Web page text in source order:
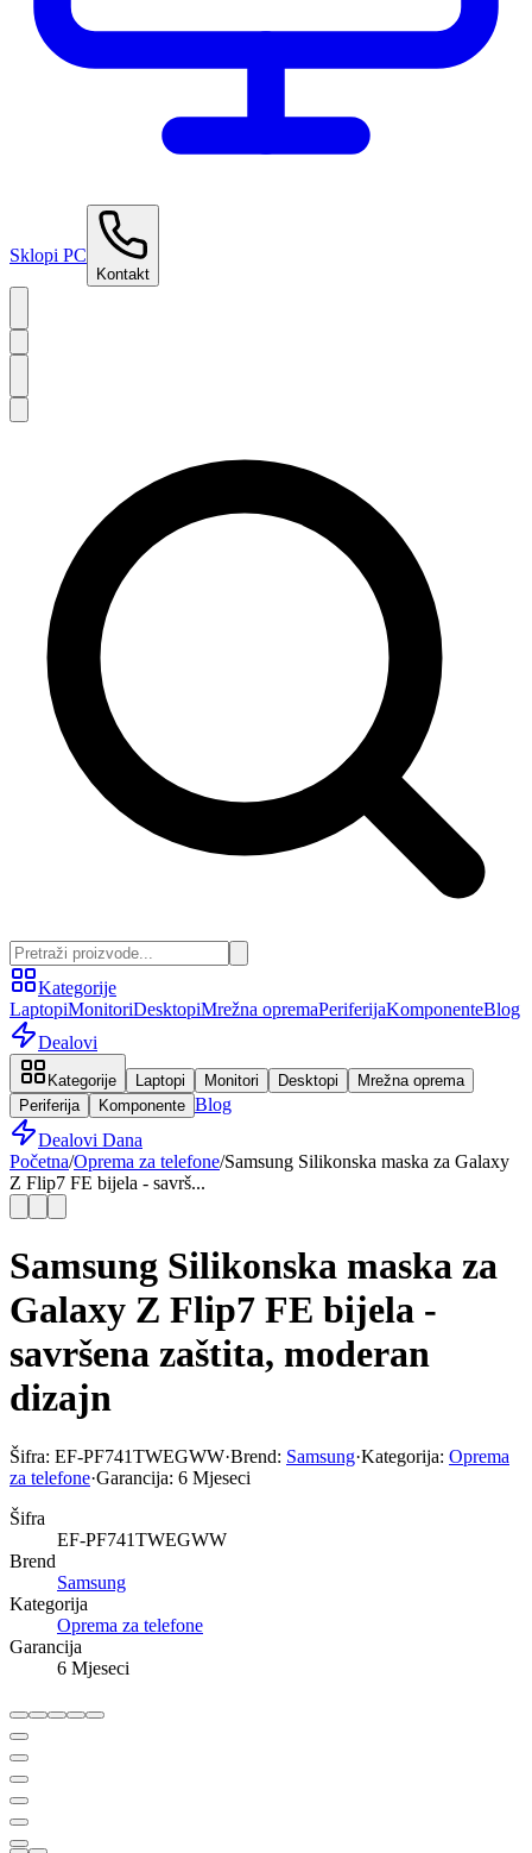
Sklopi PC
Kontakt
Kategorije
LaptopiMonitoriDesktopiMrežna opremaPeriferijaKomponenteBlog
Dealovi
Kategorije Laptopi Monitori Desktopi
Mrežna oprema
Periferija
Komponente Blog
Dealovi Dana
Početna/Oprema za telefone/Samsung Silikonska maska za Galaxy
Z Flip7 FE bijela - savrš...
Samsung Silikonska maska za
Galaxy Z Flip7 FE bijela -
savršena zaštita, moderan
dizajn
Šifra: EF-PF741TWEGWW·Brend: Samsung·Kategorija: Oprema
za telefone·Garancija: 6 Mjeseci
Šifra
EF-PF741TWEGWW
Brend
Samsung
Kategorija
Oprema za telefone
Garancija
6 Mjeseci